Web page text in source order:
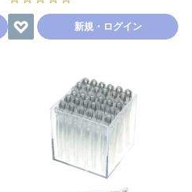
新規・ログイン